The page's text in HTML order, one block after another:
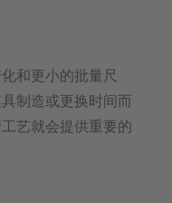
和更小的批量尺
制造或更换时间而
艺就会提供重要的